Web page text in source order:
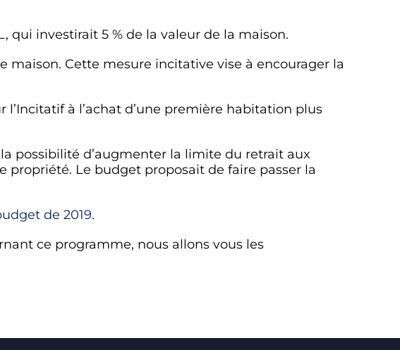
qui investirait 5 % de la valeur de la maison.
maison. Cette mesure incitative vise à encourager la
à l’achat d’une première habitation plus
possibilité d’augmenter la limite du retrait aux
propriété. Le budget proposait de faire passer la
de 2019.
ce programme, nous allons vous les